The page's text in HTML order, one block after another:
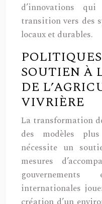
d’innovations
transition vers des
locaux et durables.
SOUTIEN À
DE
VIVRIÈRE
La transformation
des modèles
nécessite un
mesures
internationales